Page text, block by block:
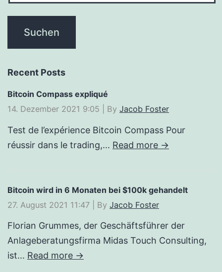
Recent Posts
Bitcoin Compass expliqué
14. Dezember 2021 9:05
By Jacob Foster
Test de l’expérience Bitcoin Compass Pour
réussir dans le trading,... Read more →
Bitcoin wird in 6 Monaten bei $100k gehandelt
27. August 2021 11:47
By Jacob Foster
Florian Grummes, der Geschäftsführer der
Anlageberatungsfirma Midas Touch Consulting,
ist... Read more →